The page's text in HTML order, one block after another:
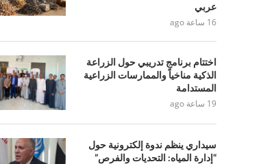
عربي
16 ساعة ago
اختتام برنامج تدريبي حول الزراعة
الذكية مناخياً والممارسات الزراعية
المستدامة
19 ساعة ago
سيداري ينظم ندوة إلكترونية حول
“إدارة المياه: التحديات والفرص”